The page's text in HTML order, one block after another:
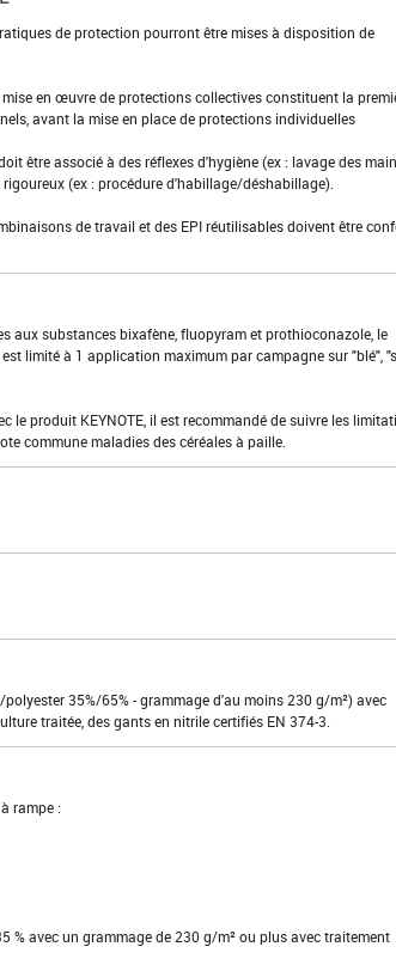
de protection pourront être mises à disposition de
en œuvre de protections collectives constituent la
avant la mise en place de protections individuelles
être associé à des réflexes d'hygiène (ex : lavage des
(ex : procédure d'habillage/déshabillage).
de travail et des EPI réutilisables doivent être
aux substances bixafène, fluopyram et prothioconazole, le
limité à 1 application maximum par campagne sur "blé",
le produit KEYNOTE, il est recommandé de suivre les
commune maladies des céréales à paille.
35%/65% - grammage d'au moins 230 g/m²) avec
traitée, des gants en nitrile certifiés EN 374-3.
rampe :
% avec un grammage de 230 g/m² ou plus avec traitement